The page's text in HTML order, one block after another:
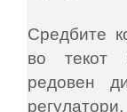
Средбите
во текот
редовен